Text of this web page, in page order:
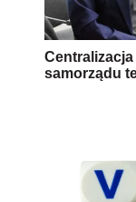
samorządu